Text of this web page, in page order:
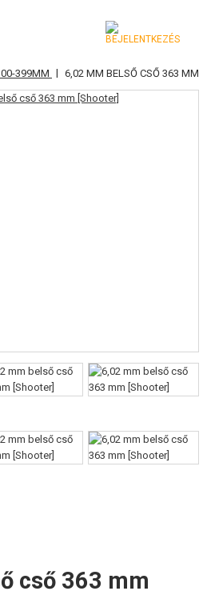
TOKOK
KÉPZÉS, KÉSEK
399MM | 6,02 MM BELSŐ CSŐ 363 MM
cső 363 mm